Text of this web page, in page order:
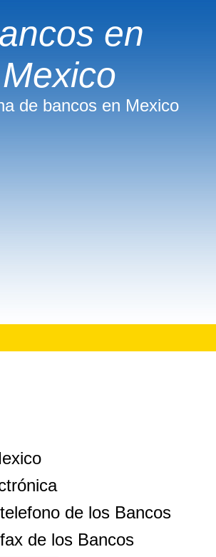
en
Mexico
de bancos en Mexico
de los Bancos
de los Bancos